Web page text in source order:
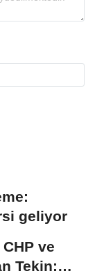
geliyor
ve
Tekin: